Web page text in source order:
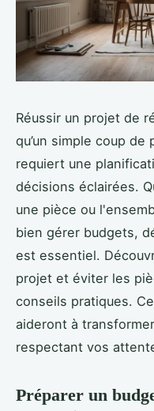
Réussir un projet de
qu’un simple coup de
requiert une
décisions éclairées.
une pièce ou
bien gérer budgets,
est essentiel.
projet et éviter les
conseils pratiques.
aideront à
respectant vos
Préparer un